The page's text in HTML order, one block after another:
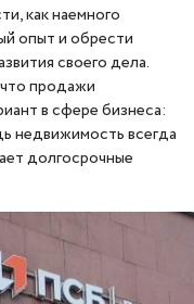
как наемного
опыт и обрести
своего дела.
продажи
в сфере бизнеса:
недвижимость всегда
долгосрочные